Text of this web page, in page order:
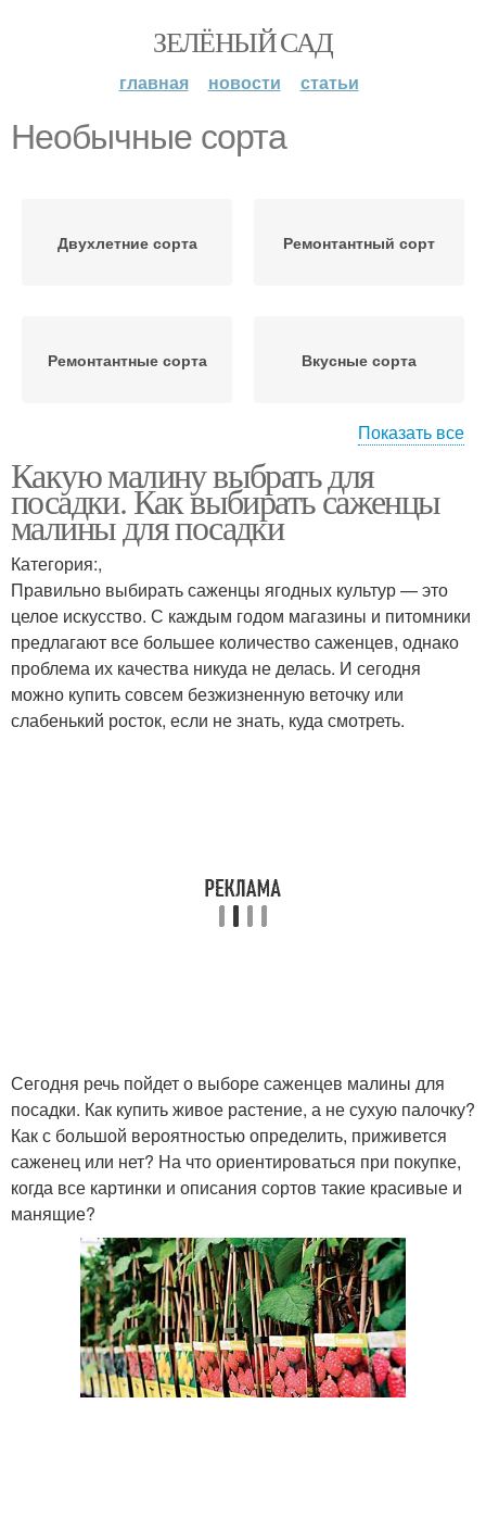
ЗЕЛЁНЫЙ САД
главная новости статьи
Необычные сорта
Двухлетние сорта Ремонтантный сорт
Ремонтантные сорта Вкусные сорта
Ранние сорта
сорта
Вкусный сорт Урожайный сорт
Индетерминантный
сорт
Показать все
Какую малину выбрать для
посадки. Как выбирать саженцы
малины для посадки
Категория:,
Правильно выбирать саженцы ягодных культур — это
целое искусство. С каждым годом магазины и питомники
предлагают все большее количество саженцев, однако
проблема их качества никуда не делась. И сегодня
можно купить совсем безжизненную веточку или
слабенький росток, если не знать, куда смотреть.
Сегодня речь пойдет о выборе саженцев малины для
посадки. Как купить живое растение, а не сухую палочку?
Как с большой вероятностью определить, приживется
саженец или нет? На что ориентироваться при покупке,
когда все картинки и описания сортов такие красивые и
манящие?